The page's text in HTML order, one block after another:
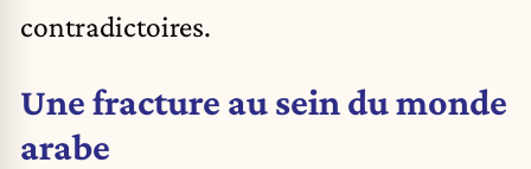
contradictoires.
Une fracture au sein du monde
arabe